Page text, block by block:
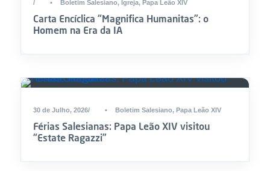
• Boletim Salesiano, Igreja, Papa Leão XIV
Carta Encíclica “Magnifica Humanitas”: o
Homem na Era da IA
30 de Julho, 2026 • Boletim Salesiano, Papa Leão XIV
Férias Salesianas: Papa Leão XIV visitou
“Estate Ragazzi”